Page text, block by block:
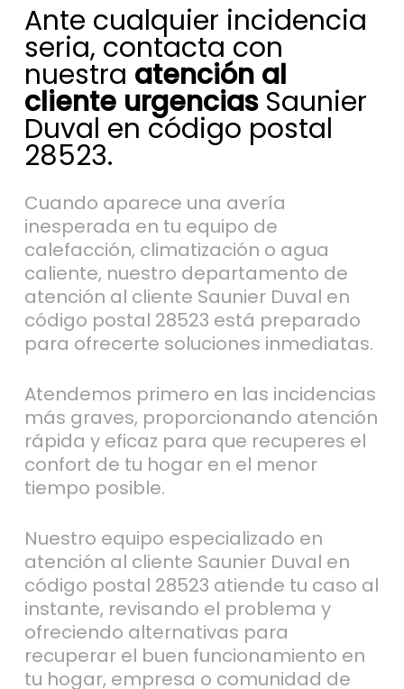
Ante cualquier incidencia
seria, contacta con
nuestra atención al
cliente urgenciasSaunier
Duval en código postal
28523.
Cuando aparece una avería
inesperada en tu equipo de
calefacción, climatización o agua
caliente, nuestro departamento de
atención al cliente Saunier Duval en
código postal 28523 está preparado
para ofrecerte soluciones inmediatas.
Atendemos primero en las incidencias
más graves, proporcionando atención
rápida y eficaz para que recuperes el
confort de tu hogar en el menor
tiempo posible.
Nuestro equipo especializado en
atención al cliente Saunier Duval en
código postal 28523 atiende tu caso al
instante, revisando el problema y
ofreciendo alternativas para
recuperar el buen funcionamiento en
tu hogar, empresa o comunidad de